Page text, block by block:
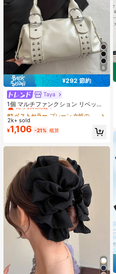
6
¥292 節約
Taya
1個 マルチファンクション リベット
ハンドバッグ、ビンテージバイクス
タイル リベットデコレーション PU
レザーショルダーバッグ、パンクロ
ック アンダーアームバッグ、仕事、
ェスに適しています
#1 ベストセラー
売り切れ間近！
#1 ベストセラー
売り切れ間近！
#1 ベストセラー
売り切れ間近！
#1 ベストセラー
2k+ sold
¥1,106 -21% 概算